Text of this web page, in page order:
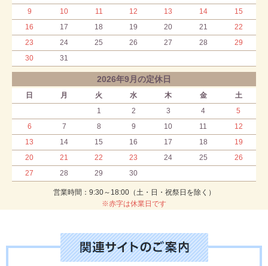
9
10 11 12 13 14
15
16
17 18 19 20 21
22
23
24 25 26 27 28
29
30
31
2026年9月の定休日
日 月 火 水 木 金
土
1
2 3 4
5
6
7 8 9 10 11
12
13
14 15 16 17 18
19
20
21 22 23 24 25
26
27
28 29 30
営業時間：9:30～18:00（土・日・祝祭日を除く）
※赤字は休業日です